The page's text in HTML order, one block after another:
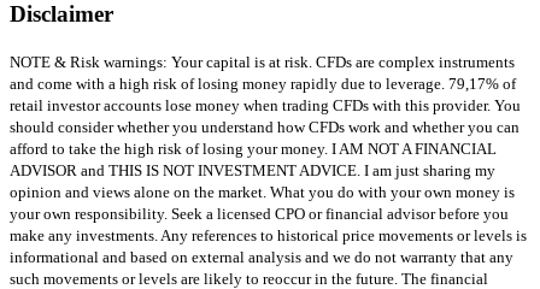
Disclaimer
NOTE & Risk warnings: Your capital is at risk. CFDs are complex instruments
and come with a high risk of losing money rapidly due to leverage. 79,17% of
retail investor accounts lose money when trading CFDs with this provider. You
should consider whether you understand how CFDs work and whether you can
afford to take the high risk of losing your money. I AM NOT A FINANCIAL
ADVISOR and THIS IS NOT INVESTMENT ADVICE. I am just sharing my
opinion and views alone on the market. What you do with your own money is
your own responsibility. Seek a licensed CPO or financial advisor before you
make any investments. Any references to historical price movements or levels is
informational and based on external analysis and we do not warranty that any
such movements or levels are likely to reoccur in the future. The financial